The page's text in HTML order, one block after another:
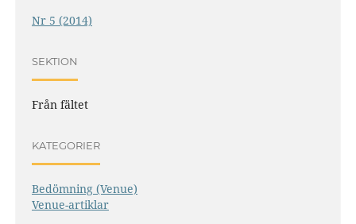
Nr 5 (2014)
SEKTION
Från fältet
KATEGORIER
Bedömning (Venue)
Venue-artiklar